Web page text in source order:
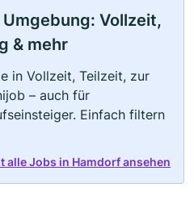
Vollzeit,
& mehr
in Vollzeit, Teilzeit, zur
– auch für
Einfach filtern
alle Jobs in Hamdorf ansehen